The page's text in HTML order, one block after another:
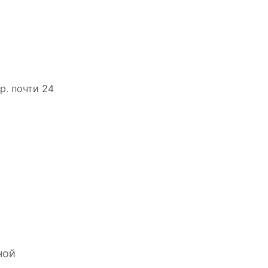
почти 24